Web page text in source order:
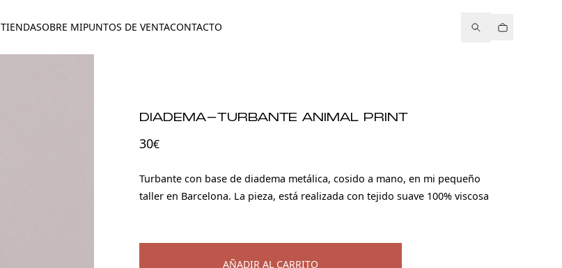
TIENDASOBRE MIPUNTOS DE VENTACONTACTO
DIADEMA-TURBANTE ANIMAL PRINT
30€
Turbante con base de diadema metálica, cosido a mano, en mi pequeño
taller en Barcelona. La pieza, está realizada con tejido suave 100% viscosa
AÑADIR AL CARRITO